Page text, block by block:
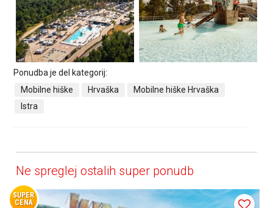
Ponudba je del kategorij:
Mobilne hiške
Hrvaška
Mobilne hiške Hrvaška
Istra
Ne spreglej ostalih super ponudb
SUPER
CENA